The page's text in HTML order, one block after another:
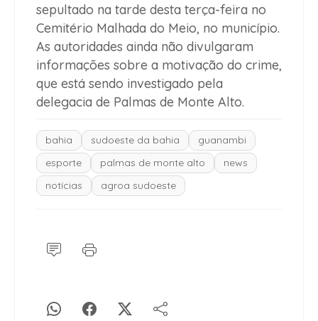
sepultado na tarde desta terça-feira no
Cemitério Malhada do Meio, no município.
As autoridades ainda não divulgaram
informações sobre a motivação do crime,
que está sendo investigado pela
delegacia de Palmas de Monte Alto.
bahia sudoeste da bahia
guanambi
esporte
palmas de monte alto
news
notícias
agroa sudoeste